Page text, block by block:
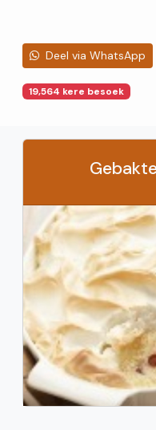
Deel via WhatsApp
19,564 kere besoek